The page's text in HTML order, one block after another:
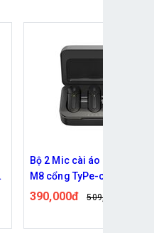
dây
Mic thu âm cài áo
dây M8s cổng
cao cấp
290,000đ